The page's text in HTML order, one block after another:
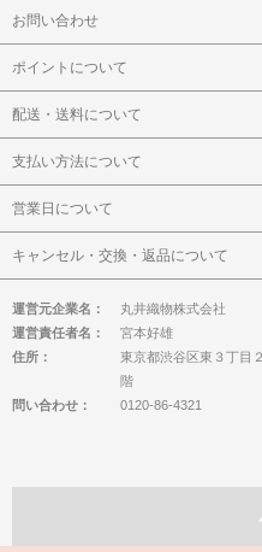
お問い合わせ
ポイントについて
配送・送料について
支払い方法について
営業日について
キャンセル・交換・返品について
運営元企業名：
丸井織物株式会社
運営責任者名：
宮本好雄
住所：
東京都渋谷区東３丁
階
問い合わせ：
0120-86-4321